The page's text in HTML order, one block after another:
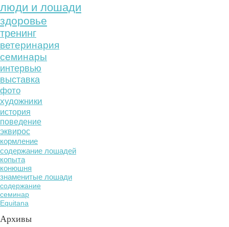
люди и лошади
здоровье
тренинг
ветеринария
семинары
интервью
выставка
фото
художники
история
поведение
эквирос
кормление
содержание лошадей
копыта
конюшня
знаменитые лошади
содержание
семинар
Equitana
Архивы